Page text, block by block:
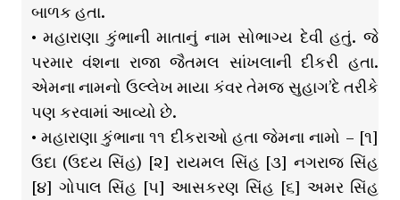
બાળક હતા.
• મહારાણા કુંભાની માતાનું નામ સોભાગ્ય દેવી હતું. જે
પરમાર વંશના રાજા જૈતમલ સાંખલાની દીકરી હતા.
એમના નામનો ઉલ્લેખ માયા કંવર તેમજ સુહાગ’દે તરીકે
પણ કરવામાં આવ્યો છે.
• મહારાણા કુંભાના ૧૧ દીકરાઓ હતા જેમના નામો – [૧]
ઉદા (ઉદય સિંહ) [૨] રાયમલ સિંહ [૩] નગરાજ સિંહ
[૪] ગોપાલ સિંહ [૫] આસકરણ સિંહ [૬] અમર સિંહ